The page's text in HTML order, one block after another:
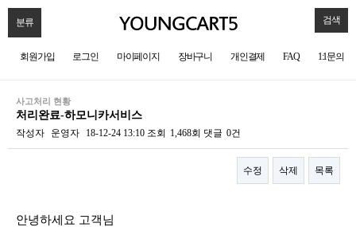
분류 검색
회원가입 로그인 마이페이지 장바구니 개인결제 FAQ 1:1문의
사고처리 현황
처리완료-하모니카서비스
작성자 운영자 18-12-24 13:10 조회 1,468회 댓글 0건
수정 삭제 목록
안녕하세요 고객님